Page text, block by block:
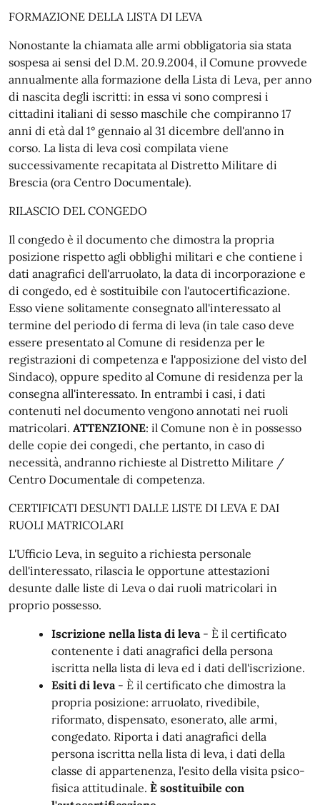
FORMAZIONE DELLA LISTA DI LEVA
Nonostante la chiamata alle armi obbligatoria sia stata
sospesa ai sensi del D.M. 20.9.2004, il Comune provvede
annualmente alla formazione della Lista di Leva, per anno
di nascita degli iscritti: in essa vi sono compresi i
cittadini italiani di sesso maschile che compiranno 17
anni di età dal 1° gennaio al 31 dicembre dell'anno in
corso. La lista di leva così compilata viene
successivamente recapitata al Distretto Militare di
Brescia (ora Centro Documentale).
RILASCIO DEL CONGEDO
Il congedo è il documento che dimostra la propria
posizione rispetto agli obblighi militari e che contiene i
dati anagrafici dell'arruolato, la data di incorporazione e
di congedo, ed è sostituibile con l'autocertificazione.
Esso viene solitamente consegnato all'interessato al
termine del periodo di ferma di leva (in tale caso deve
essere presentato al Comune di residenza per le
registrazioni di competenza e l'apposizione del visto del
Sindaco), oppure spedito al Comune di residenza per la
consegna all'interessato. In entrambi i casi, i dati
contenuti nel documento vengono annotati nei ruoli
matricolari. ATTENZIONE: il Comune non è in possesso
delle copie dei congedi, che pertanto, in caso di
necessità, andranno richieste al Distretto Militare /
Centro Documentale di competenza.
CERTIFICATI DESUNTI DALLE LISTE DI LEVA E DAI
RUOLI MATRICOLARI
L'Ufficio Leva, in seguito a richiesta personale
dell'interessato, rilascia le opportune attestazioni
desunte dalle liste di Leva o dai ruoli matricolari in
proprio possesso.
Iscrizione nella lista di leva- È il certificato
contenente i dati anagrafici della persona
iscritta nella lista di leva ed i dati dell'iscrizione.
Esiti di leva- È il certificato che dimostra la
propria posizione: arruolato, rivedibile,
riformato, dispensato, esonerato, alle armi,
congedato. Riporta i dati anagrafici della
persona iscritta nella lista di leva, i dati della
classe di appartenenza, l'esito della visita psico-
fisica attitudinale. È sostituibile con